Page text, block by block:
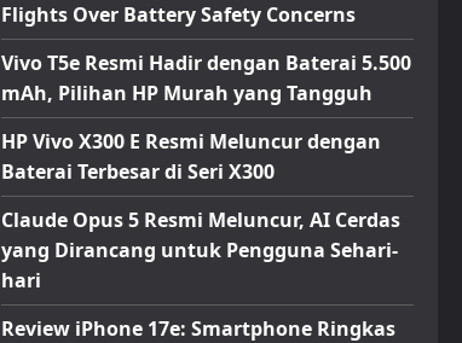
Flights Over Battery Safety Concerns
Vivo T5e Resmi Hadir dengan Baterai 5.500
mAh, Pilihan HP Murah yang Tangguh
HP Vivo X300 E Resmi Meluncur dengan
Baterai Terbesar di Seri X300
Claude Opus 5 Resmi Meluncur, AI Cerdas
yang Dirancang untuk Pengguna Sehari-
hari
Review iPhone 17e: Smartphone Ringkas